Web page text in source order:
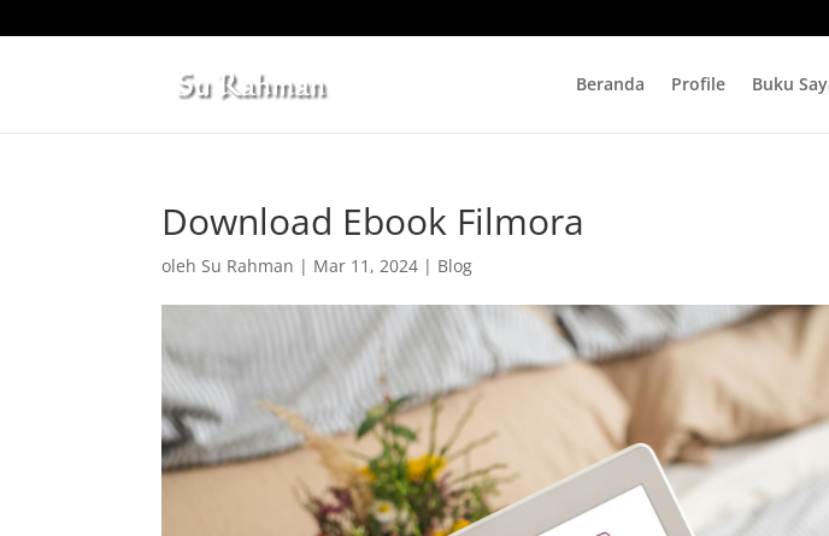
Beranda Profile Buku
Download Ebook Filmora
olehSu Rahman | Mar 11, 2024 | Blog